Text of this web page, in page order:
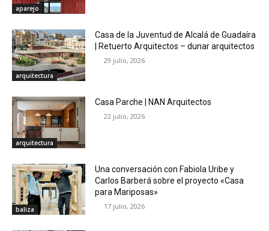
aparejo
arquitectura
Casa de la Juventud de Alcalá de Guadaíra
| Retuerto Arquitectos – dunar arquitectos
29 julio, 2026
arquitectura
Casa Parche | NAN Arquitectos
22 julio, 2026
baliza
Una conversación con Fabiola Uribe y
Carlos Barberá sobre el proyecto «Casa
para Mariposas»
17 julio, 2026